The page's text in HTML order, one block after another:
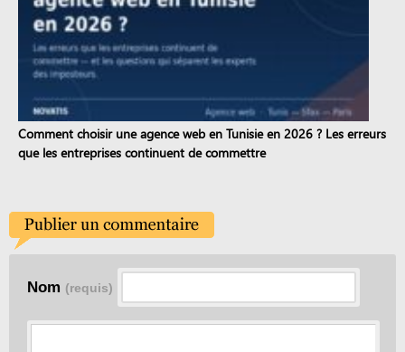
Comment choisir une agence web en Tunisie en 2026 ? Les erreurs
que les entreprises continuent de commettre
Nom (requis)